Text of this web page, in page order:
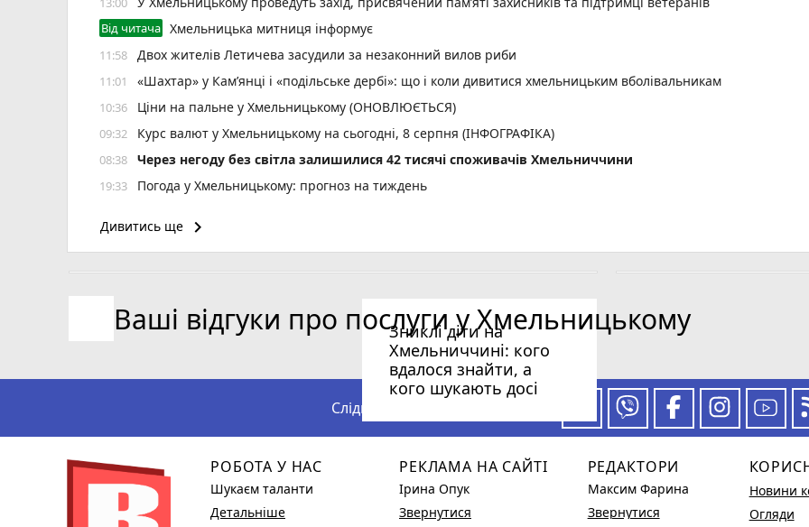
Від читача Хмельницька митниця інформує
11:58 Двох жителів Летичева засудили за незаконний вилов риби
11:01 «Шахтар» у Камʼянці і «подільське дербі»: що і коли дивитися хмельницьким вболівальникам
10:36 Ціни на пальне у Хмельницькому (ОНОВЛЮЄТЬСЯ)
09:32 Курс валют у Хмельницькому на сьогодні, 8 серпня (ІНФОГРАФІКА)
08:38 Через негоду без світла залишилися 42 тисячі споживачів Хмельниччини
19:33 Погода у Хмельницькому: прогноз на тиждень
17:36 Депутатку Славутської міськради засудили за недостовірне декларування
Дивитись ще keyboard_arrow_right
Зниклі діти на
Хмельниччині: кого
вдалося знайти, а
кого шукають досі
Ваші відгуки про послуги у Хмельницькому
Слідкуйте за нашими новинами
РОБОТА У НАС
Шукаєм таланти
Детальніше
РЕКЛАМА НА САЙТІ
Ірина Опук
Звернутися
РЕДАКТОРИ
Максим Фарина
Звернутися
Новини
Огляди